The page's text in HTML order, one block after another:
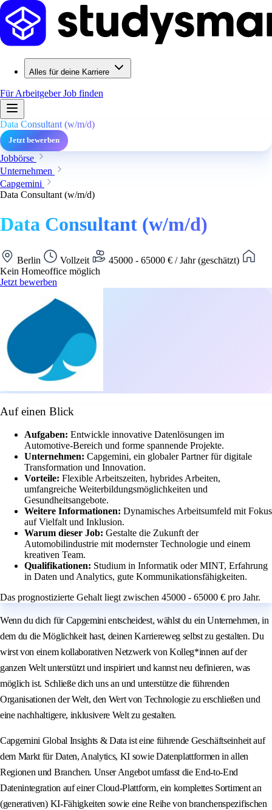
Alles für deine Karriere
Für ArbeitgeberJob finden
Data Consultant (w/m/d)
Jetzt bewerben
Jobbörse
Unternehmen
Capgemini
Data Consultant (w/m/d)
Data Consultant (w/m/d)
Berlin Vollzeit
45000 - 65000 € / Jahr (geschätzt)
Kein Homeoffice möglich
Jetzt bewerben
Auf einen Blick
Aufgaben: Entwickle innovative Datenlösungen im
Automotive-Bereich und forme spannende Projekte.
Unternehmen: Capgemini, ein globaler Partner für digitale
Transformation und Innovation.
Vorteile: Flexible Arbeitszeiten, hybrides Arbeiten,
umfangreiche Weiterbildungsmöglichkeiten und
Gesundheitsangebote.
Weitere Informationen: Dynamisches Arbeitsumfeld mit Fokus
auf Vielfalt und Inklusion.
Warum dieser Job: Gestalte die Zukunft der
Automobilindustrie mit modernster Technologie und einem
kreativen Team.
Qualifikationen: Studium in Informatik oder MINT, Erfahrung
in Daten und Analytics, gute Kommunikationsfähigkeiten.
Das prognostizierte Gehalt liegt zwischen 45000 - 65000 € pro Jahr.
Wenn du dich für Capgemini entscheidest, wählst du ein Unternehmen, in
dem du die Möglichkeit hast, deinen Karriereweg selbst zu gestalten. Du
wirst von einem kollaborativen Netzwerk von Kolleg*innen auf der
ganzen Welt unterstützt und inspiriert und kannst neu definieren, was
möglich ist. Schließe dich uns an und unterstütze die führenden
Organisationen der Welt, den Wert von Technologie zu erschließen und
eine nachhaltigere, inklusivere Welt zu gestalten.
Capgemini Global Insights & Data ist eine führende Geschäftseinheit auf
dem Markt für Daten, Analytics, KI sowie Datenplattformen in allen
Regionen und Branchen. Unser Angebot umfasst die End-to-End
Datenintegration auf einer Cloud-Plattform, ein komplettes Sortiment an
(generativen) KI-Fähigkeiten sowie eine Reihe von branchenspezifischen